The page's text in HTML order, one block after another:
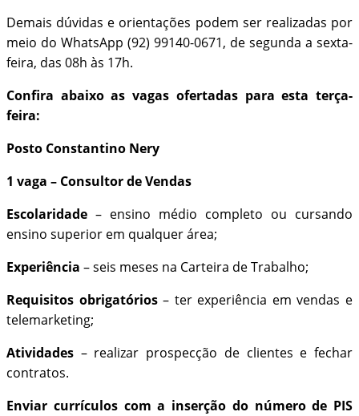
Demais dúvidas e orientações podem ser realizadas por
meio do WhatsApp (92) 99140-0671, de segunda a sexta-
feira, das 08h às 17h.
Confira abaixo as vagas ofertadas para esta terça-
feira:
Posto Constantino Nery
1 vaga – Consultor de Vendas
Escolaridade – ensino médio completo ou cursando
ensino superior em qualquer área;
Experiência – seis meses na Carteira de Trabalho;
Requisitos obrigatórios– ter experiência em vendas e
telemarketing;
Atividades – realizar prospecção de clientes e fechar
contratos.
Enviar currículos com a inserção do número de PIS